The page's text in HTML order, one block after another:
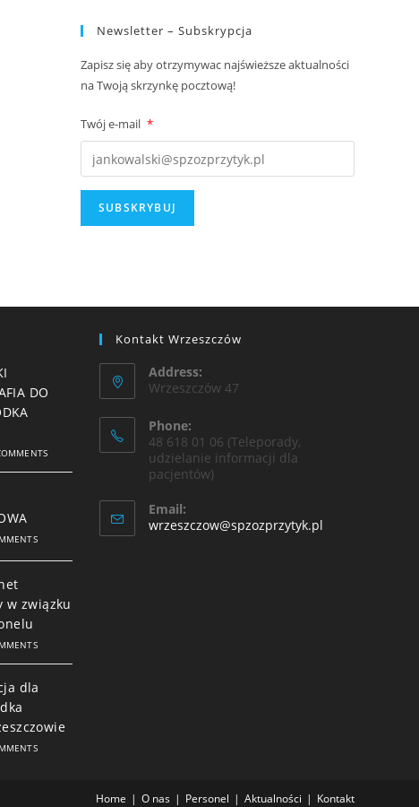
Newsletter – Subskrypcja
Zapisz się aby otrzymywac najświeższe aktualności
na Twoją skrzynkę pocztową!
Twój e-mail *
DO
w związku
dla
Kontakt Wrzeszczów
Address:
Wrzeszczów 47
Phone:
48 618 01 06 (Teleporady,
udzielanie informacji dla
pacjentów)
Email:
wrzeszczow@spzozprzytyk.pl
Home O nas Personel Aktualności Kontakt